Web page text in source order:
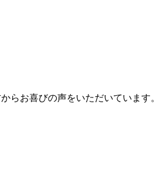
らお喜びの声をいただいています。